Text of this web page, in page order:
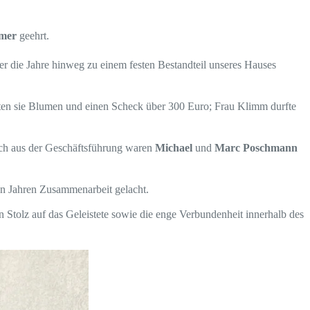
geehrt.
die Jahre hinweg zu einem festen Bestandteil unseres Hauses
sie Blumen und einen Scheck über 300 Euro; Frau Klimm durfte
aus der Geschäftsführung waren Michael und Marc Poschmann
Zusammenarbeit gelacht.
auf das Geleistete sowie die enge Verbundenheit innerhalb des